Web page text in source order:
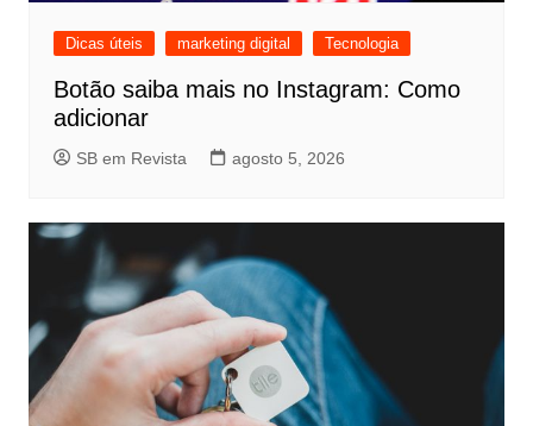
Dicas úteis marketing digital Tecnologia
Botão saiba mais no Instagram: Como
adicionar
SB em Revista agosto 5, 2026